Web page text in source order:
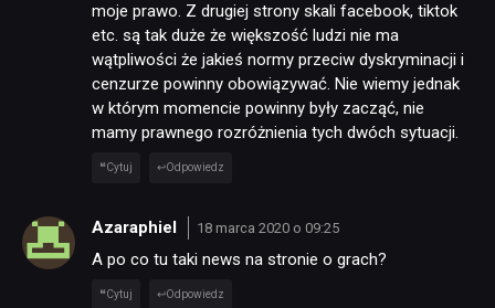
DYSKUSJE
JUŻ GRALIŚMY
SKLEP
moje prawo. Z drugiej strony skali facebook, tiktok
etc. są tak duże że większość ludzi nie ma
wątpliwości że jakieś normy przeciw dyskryminacji i
cenzurze powinny obowiązywać. Nie wiemy jednak
w którym momencie powinny były zacząć, nie
mamy prawnego rozróżnienia tych dwóch sytuacji.
Cytuj Odpowiedz
Azaraphiel 18 marca 2020 o 09:25
A po co tu taki news na stronie o grach?
Cytuj Odpowiedz